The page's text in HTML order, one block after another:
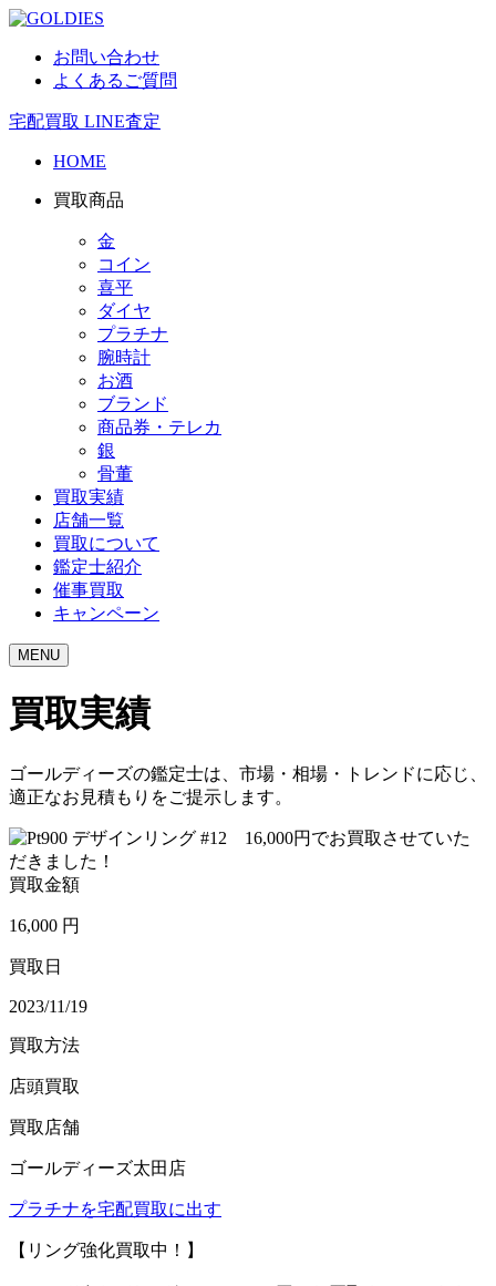
お問い合わせ
よくあるご質問
宅配買取 LINE査定
HOME
買取商品
金
コイン
喜平
ダイヤ
プラチナ
腕時計
お酒
ブランド
商品券・テレカ
銀
骨董
買取実績
店舗一覧
買取について
鑑定士紹介
催事買取
キャンペーン
MENU
買取実績
ゴールディーズの鑑定士は、市場・相場・トレンドに応じ、
適正なお見積もりをご提示します。
買取金額
16,000 円
買取日
2023/11/19
買取方法
店頭買取
買取店舗
ゴールディーズ太田店
プラチナを宅配買取に出す
【リング強化買取中！】